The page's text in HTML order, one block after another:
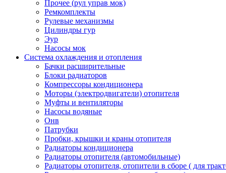
Прочее (рул управ мок)
Ремкомплекты
Рулевые механизмы
Цилиндры гур
Эур
Насосы мок
Система охлаждения и отопления
Бачки расширительные
Блоки радиаторов
Компрессоры кондиционера
Моторы (электродвигатели) отопителя
Муфты и вентиляторы
Насосы водяные
Онв
Патрубки
Пробки, крышки и краны отопителя
Радиаторы кондиционера
Радиаторы отопителя (автомобильные)
Радиаторы отопителя, отопители в сборе ( для